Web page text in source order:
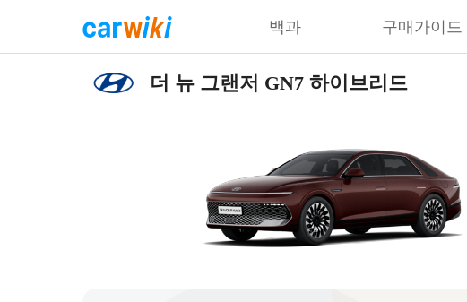
백과 구매가이드
더 뉴 그랜저 GN7 하이브리드